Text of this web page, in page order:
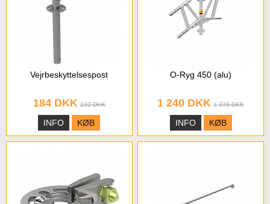
Vejrbeskyttelsespost
184 DKK 232 DKK
INFO KØB
O-Ryg 450 (alu)
1 240 DKK 1 376 DKK
INFO KØB